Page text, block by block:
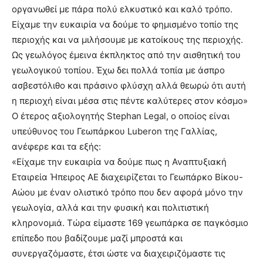
οργανωθεί με πάρα πολύ ελκυστικό και καλό τρόπο.
Είχαμε την ευκαιρία να δούμε το φημισμένο τοπίο της
περιοχής και να μιλήσουμε με κατοίκους της περιοχής.
Ως γεωλόγος έμεινα έκπληκτος από την αισθητική του
γεωλογικού τοπίου. Έχω δει πολλά τοπία με άσπρο
ασβεστόλιθο και πράσινο φλύσχη αλλά θεωρώ ότι αυτή
η περιοχή είναι μέσα στις πέντε καλύτερες στον κόσμο»
Ο έτερος αξιολογητής Stephan Legal, ο οποίος είναι
υπεύθυνος του Γεωπάρκου Luberon της Γαλλίας,
ανέφερε και τα εξής:
«Είχαμε την ευκαιρία να δούμε πως η Αναπτυξιακή
Εταιρεία Ήπειρος ΑΕ διαχειρίζεται το Γεωπάρκο Βίκου-
Αώου με έναν ολιστικό τρόπο που δεν αφορά μόνο την
γεωλογία, αλλά και την φυσική και πολιτιστική
κληρονομιά. Τώρα είμαστε 169 γεωπάρκα σε παγκόσμιο
επίπεδο που βαδίζουμε μαζί μπροστά και
συνεργαζόμαστε, έτσι ώστε να διαχειριζόμαστε τις